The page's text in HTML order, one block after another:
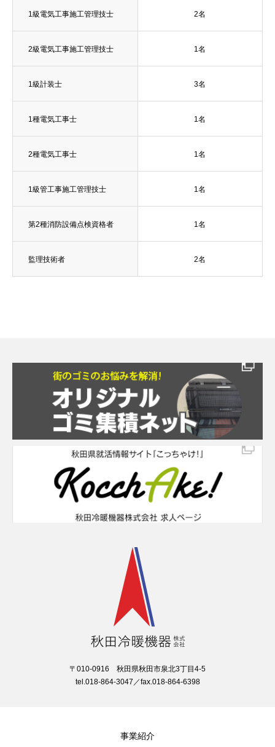
1級電気工事施工管理技士 2名
2級電気工事施工管理技士 1名
1級計装士 3名
1種電気工事士 1名
2種電気工事士 1名
1級管工事施工管理技士 1名
第2種消防設備点検資格者 1名
監理技術者 2名
〒010-0916 秋田県秋田市泉北3丁目4-5
tel.018-864-3047／fax.018-864-6398
事業紹介